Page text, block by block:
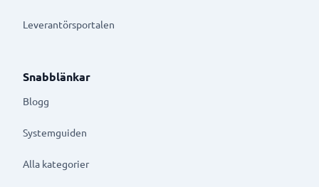
Leverantörsportalen
Snabblänkar
Blogg
Systemguiden
Alla kategorier